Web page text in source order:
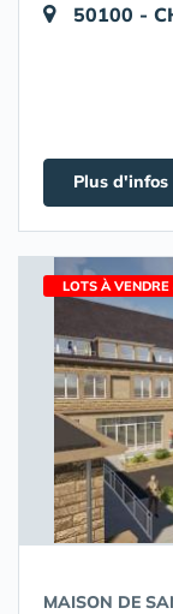
50100 -
Plus d'infos
LOTS À
MAISON DE